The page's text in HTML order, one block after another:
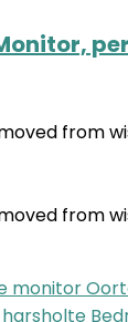
from
from